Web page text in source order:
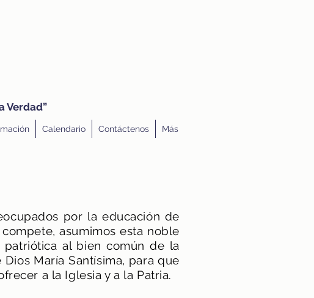
Verdad”
Calendario Contáctenos Más
por la educación de
asumimos esta noble
al bien común de la
María Santísima, para que
a la Iglesia y a la Patria.